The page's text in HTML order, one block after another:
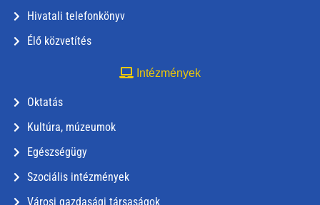
Hivatali telefonkönyv
Élő közvetítés
Intézmények
Oktatás
Kultúra, múzeumok
Egészségügy
Szociális intézmények
Városi gazdasági társaságok